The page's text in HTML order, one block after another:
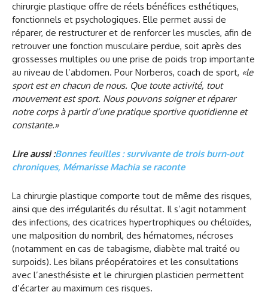
chirurgie plastique offre de réels bénéfices esthétiques,
fonctionnels et psychologiques. Elle permet aussi de
réparer, de restructurer et de renforcer les muscles, afin de
retrouver une fonction musculaire perdue, soit après des
grossesses multiples ou une prise de poids trop importante
au niveau de l’abdomen. Pour Norberos, coach de sport, «le
sport est en chacun de nous. Que toute activité, tout
mouvement est sport. Nous pouvons soigner et réparer
notre corps à partir d’une pratique sportive quotidienne et
constante.»
Lire aussi :Bonnes feuilles : survivante de trois burn-out
chroniques, Mémarisse Machia se raconte
La chirurgie plastique comporte tout de même des risques,
ainsi que des irrégularités du résultat. Il s’agit notamment
des infections, des cicatrices hypertrophiques ou chéloïdes,
une malposition du nombril, des hématomes, nécroses
(notamment en cas de tabagisme, diabète mal traité ou
surpoids). Les bilans préopératoires et les consultations
avec l’anesthésiste et le chirurgien plasticien permettent
d’écarter au maximum ces risques.